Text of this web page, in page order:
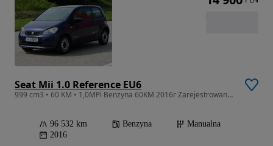
Seat Mii 1.0 Reference EU6
999 cm3 • 60 KM • 1,0MPi Benzyna 60KM 2016r Zarejestrowany Bezwypadkowy 1-Właściciel ASO
96 532 km Benzyna
Manualna
2016